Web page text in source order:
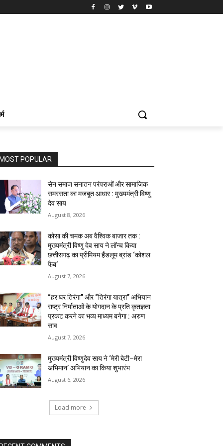
POPULAR
सेन समाज सनातन परंपराओं और सामाजिक
समरसता का मजबूत आधार : मुख्यमंत्री विष्णु
देव साय
August 8, 2026
कोसा की चमक अब वैश्विक बाजार तक :
मुख्यमंत्री विष्णु देव साय ने लॉन्च किया
छत्तीसगढ़ का प्रीमियम हैंडलूम ब्रांड ‘कोशल
फैब’
August 7, 2026
“हर घर तिरंगा” और “तिरंगा यात्रा” अभियान
राष्ट्र निर्माताओं के योगदान के प्रति कृतज्ञता
प्रकट करने का भव्य माध्यम बनेगा : अरुण
साव
August 7, 2026
मुख्यमंत्री विष्णुदेव साय ने ‘मेरी बेटी–मेरा
अभिमान’ अभियान का किया शुभारंभ
August 6, 2026
Load more